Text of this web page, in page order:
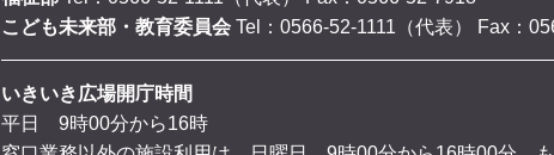
こども未来部・教育委員会 Tel：0566-52-1111（代表） Fax：
いきいき広場開庁時間
平日 9時00分から16時